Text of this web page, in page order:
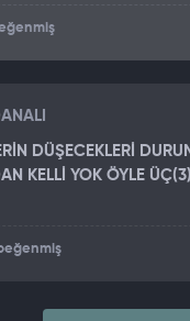
DÜŞECEKLERİ
KELLİ YOK ÖYLE